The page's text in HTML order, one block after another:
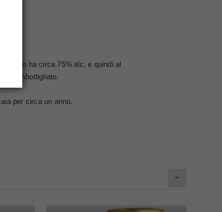
ha circa 75% alc. e quindi al
imbottigliato.
per circa un anno.